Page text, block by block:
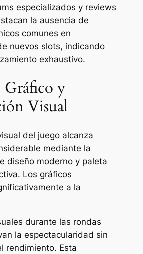
especializados y reviews
la ausencia de
comunes en
nuevos slots, indicando
exhaustivo.
Gráfico y
Visual
del juego alcanza
mediante la
diseño moderno y paleta
Los gráficos
a la
durante las rondas
la espectacularidad sin
rendimiento. Esta